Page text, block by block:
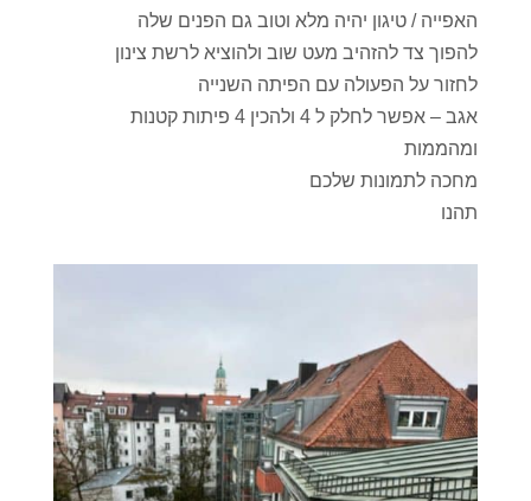
האפייה / טיגון יהיה מלא וטוב גם הפנים שלה
להפוך צד להזהיב מעט שוב ולהוציא לרשת צינון
לחזור על הפעולה עם הפיתה השנייה
אגב – אפשר לחלק ל 4 ולהכין 4 פיתות קטנות
ומהממות
מחכה לתמונות שלכם
תהנו